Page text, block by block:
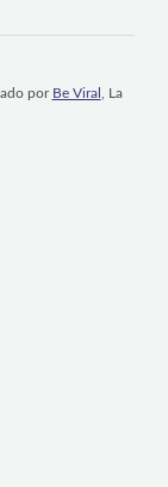
por Be Viral , La